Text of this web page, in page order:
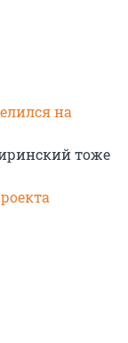
на
тоже